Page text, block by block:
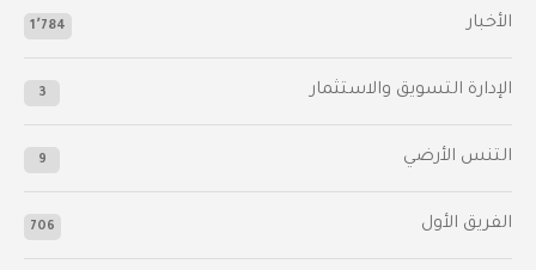
الأخبار 1٬784
الإدارة التسويق والاستثمار 3
التنس الأرضي 9
الفريق الأول 706